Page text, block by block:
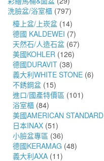
洗臉盆/浴室櫃 (797)
檯上盆/上崁盆 (14)
德國 KALDEWEI (7)
天然石/人造石盆 (67)
美國KOHLER (126)
德國DURAVIT (38)
義大利WHITE STONE (6)
不銹鋼盆 (15)
進口/國產特價區 (101)
浴室櫃 (84)
美國AMERICAN STANDARD
日本INAX (51)
小臉盆專區 (36)
德國KERAMAG (48)
義大利AXA (11)